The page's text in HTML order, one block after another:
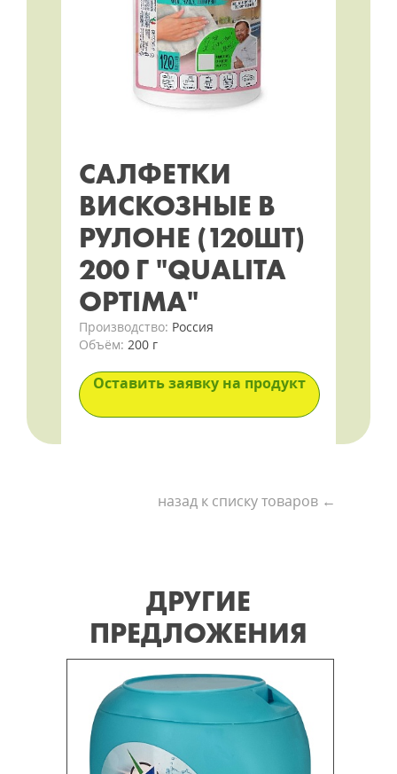
САЛФЕТКИ
ВИСКОЗНЫЕ В
РУЛОНЕ (120ШТ)
200 Г "QUALITA
OPTIMA"
Производство: Россия
Объём: 200 г
Оставить заявку на продукт
назад к списку товаров ←
ДРУГИЕ
ПРЕДЛОЖЕНИЯ